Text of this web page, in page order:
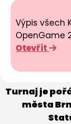
Výpis všech
OpenGame
Otevřít
Turnaj je
města